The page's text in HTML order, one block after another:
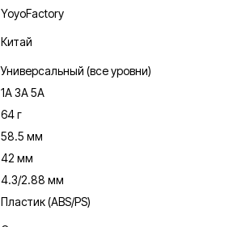
YoyoFactory
Китай
Универсальный (все уровни)
1A 3A 5A
64 г
58.5 мм
42 мм
4.3/2.88 мм
Пластик (ABS/PS)